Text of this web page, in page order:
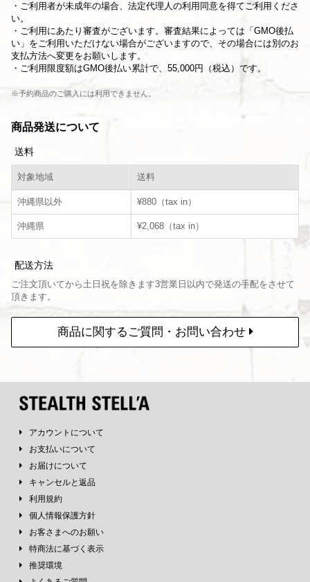
・ご利用者が未成年の場合、法定代理人の利用同意を得てご利用くださ
い。
・ご利用にあたり審査がございます。審査結果によっては「GMO後払
い」をご利用いただけない場合がございますので、その場合には別のお
支払方法へ変更をお願いします。
・ご利用限度額はGMO後払い累計で、55,000円（税込）です。
※予約商品のご購入には利用できません。
商品発送について
送料
対象地域 送料
沖縄県以外 ¥880（tax in）
沖縄県 ¥2,068（tax in）
配送方法
ご注文頂いてから土日祝を除きます3営業日以内で発送の手配をさせて
頂きます。
商品に関するご質問・お問い合わせ
アカウントについて
お支払いについて
お届けについて
キャンセルと返品
利用規約
個人情報保護方針
お客さまへのお願い
特商法に基づく表示
推奨環境